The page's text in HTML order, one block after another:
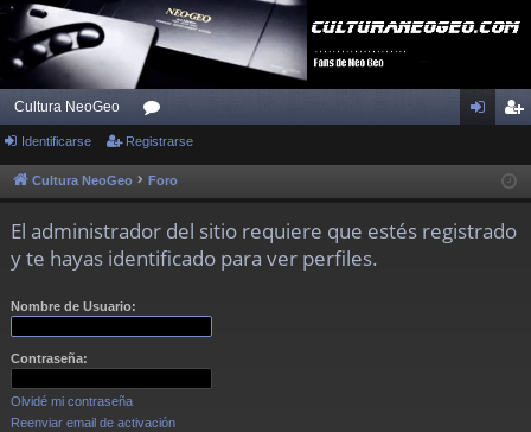
Cultura NeoGeo
or
os ist
Identificarse Registrarse
Cultura NeoGeo Foro
El administrador del sitio requiere que estés registrado
y te hayas identificado para ver perfiles.
Nombre de Usuario:
Contraseña:
Olvidé mi contraseña
Reenviar email de activación